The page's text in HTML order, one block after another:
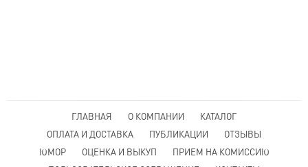
ГЛАВНАЯ О КОМПАНИИ
КАТАЛОГ
ОПЛАТА И ДОСТАВКА
ПУБЛИКАЦИИ
ОТЗЫВЫ
ЮМОР
ОЦЕНКА И ВЫКУП
ПРИЕМ НА КОМИССИЮ